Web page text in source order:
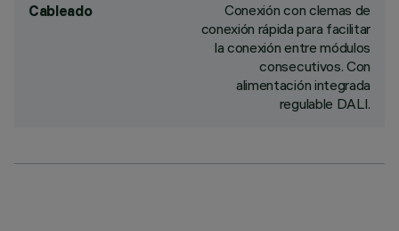
Cableado
Conexión con clemas de
conexión rápida para facilitar
la conexión entre módulos
consecutivos. Con
alimentación integrada
regulable DALI.